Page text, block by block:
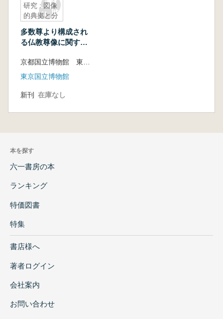
研究 : 図像
的典拠と分
点から
多数尊より構成され
る仏教尊像に関する
拠と分担製作の視点
から
東京国立博物館
新刊 在庫なし
本を探す
六一書房の本
ランキング
特価図書
特集
書店様へ
著者ログイン
会社案内
お問い合わせ